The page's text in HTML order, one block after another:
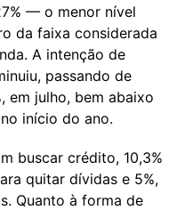
— o menor nível
da faixa considerada
A intenção de
passando de
em julho, bem abaixo
início do ano.
buscar crédito, 10,3%
quitar dívidas e 5%,
Quanto à forma de